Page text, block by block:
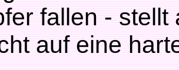
fallen -
auf eine